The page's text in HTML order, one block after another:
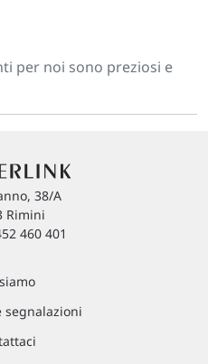
per noi sono preziosi e
38/A
Rimini
460 401
segnalazioni